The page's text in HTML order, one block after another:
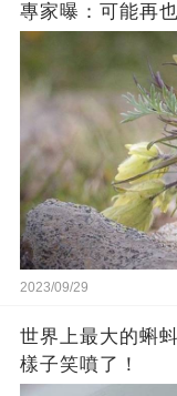
專家曝：可能再
2023/09/29
世界上最大的蝌
樣子笑噴了！